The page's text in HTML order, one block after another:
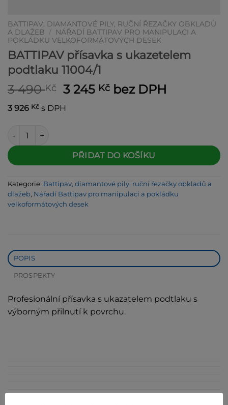
BATTIPAV, DIAMANTOVÉ PILY, RUČNÍ ŘEZAČKY OBKLADŮ
A DLAŽEB /
NÁŘADÍ BATTIPAV PRO MANIPULACI A
POKLÁDKU VELKOFORMÁTOVÝCH DESEK
BATTIPAV přísavka s ukazetelem
podtlaku 11004/1
3 490Kč
Původní
cena
byla:
3 245 KčAktuální
bez DPH
3 926 Kč s DPH
BATTIPAV přísavka s ukazetelem podtlaku 11004/1 množství
PŘIDAT DO KOŠÍKU
Alternative:
Kategorie: Battipav, diamantové pily, ruční řezačky obkladů a
dlažeb, Nářadí Battipav pro manipulaci a pokládku
velkoformátových desek
POPIS
PROSPEKTY
Profesionální přísavka s ukazatelem podtlaku s
výborným přilnutí k povrchu.